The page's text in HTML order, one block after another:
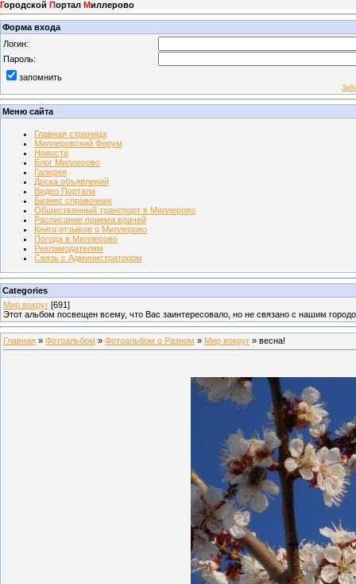
Городской Портал Миллерово
Форма входа
Логин:
Пароль:
запомнить
Меню сайта
Главная страница
Миллеровский Форум
Новости
Блог Миллерово
Галерея
Доска объявлений
Видео Портала
Бизнес справочник
Общественный транспорт в Миллерово
Расписание приема врачей
Книга отзывов о Миллерово
Погода в Миллерово
Рекламодателям
Связь с Администратором
Categories
Мир вокруг [691]
Этот альбом посвещен всему, что Вас заинтересовало, но не связано с нашим
Главная » Фотоальбом » Фотоальбом о Разном » Мир вокруг » весна!